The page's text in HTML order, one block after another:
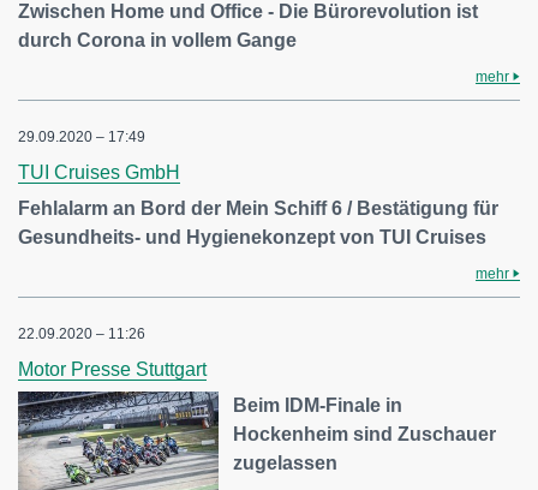
Zwischen Home und Office - Die Bürorevolution ist
durch Corona in vollem Gange
mehr
29.09.2020 – 17:49
TUI Cruises GmbH
Fehlalarm an Bord der Mein Schiff 6 / Bestätigung für
Gesundheits- und Hygienekonzept von TUI Cruises
mehr
22.09.2020 – 11:26
Motor Presse Stuttgart
Beim IDM-Finale in
Hockenheim sind Zuschauer
zugelassen